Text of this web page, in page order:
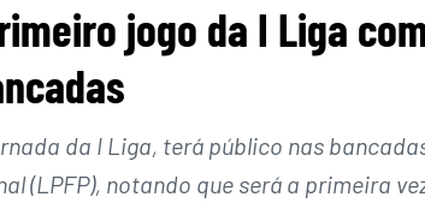
jogo da I Liga
da I Liga, terá público nas
(LPFP), notando que será a primeira